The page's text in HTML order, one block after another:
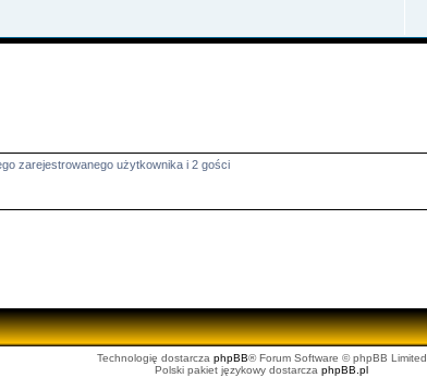
zarejestrowanego użytkownika i 2 gości
Technologię dostarcza phpBB® Forum Software © phpBB Limited
Polski pakiet językowy dostarcza phpBB.pl